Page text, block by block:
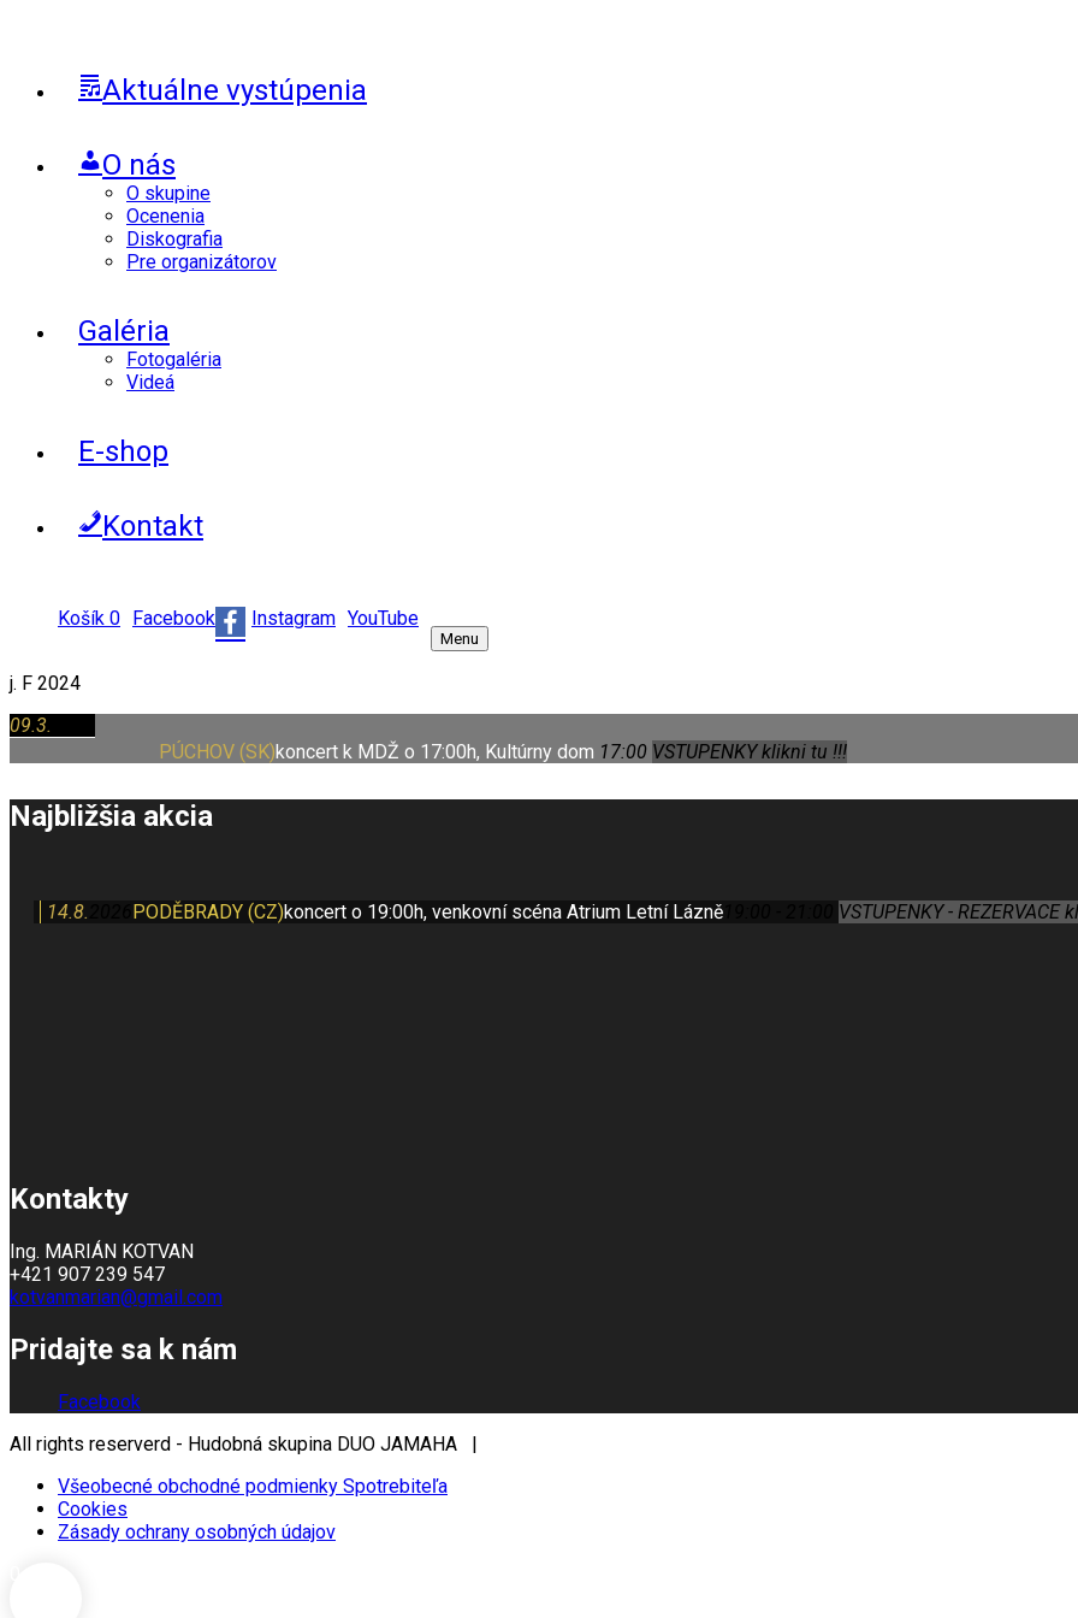
Aktuálne vystúpenia
O nás
O skupine
Ocenenia
Diskografia
Pre organizátorov
Galéria
Fotogaléria
Videá
E-shop
Kontakt
Košík 0 Facebook Instagram YouTube
Menu
j. F 2024
09.3.
PÚCHOV (SK)koncert k MDŽ o 17:00h, Kultúrny dom 17:00 VSTUPENKY klikni tu !!!
Najbližšia akcia
14.8. PODĚBRADY (CZ)koncert o 19:00h, venkovní scéna Atrium Letní Lázně VSTUPENKY - REZERVACE
Kontakty
Ing. MARIÁN KOTVAN
+421 907 239 547
kotvanmarian@gmail.com
Pridajte sa k nám
Facebook
All rights reserverd - Hudobná skupina DUO JAMAHA |
Všeobecné obchodné podmienky Spotrebiteľa
Cookies
Zásady ochrany osobných údajov